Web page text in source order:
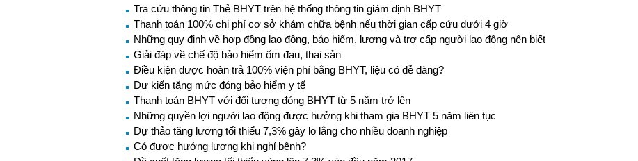
Tra cứu thông tin Thẻ BHYT trên hệ thống thông tin giám định BHYT
Thanh toán 100% chi phí cơ sở khám chữa bệnh nếu thời gian cấp cứu dưới 4 giờ
Những quy định về hợp đồng lao động, bảo hiểm, lương và trợ cấp người lao động nên biết
Giải đáp về chế độ bảo hiểm ốm đau, thai sản
Điều kiện được hoàn trả 100% viện phí bằng BHYT, liệu có dễ dàng?
Dự kiến tăng mức đóng bảo hiểm y tế
Thanh toán BHYT với đối tượng đóng BHYT từ 5 năm trở lên
Những quyền lợi người lao động được hưởng khi tham gia BHYT 5 năm liên tục
Dự thảo tăng lương tối thiểu 7,3% gây lo lắng cho nhiều doanh nghiệp
Có được hưởng lương khi nghỉ bệnh?